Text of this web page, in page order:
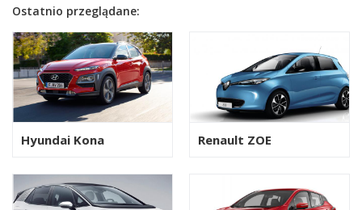
Ostatnio przeglądane:
Hyundai Kona Renault ZOE